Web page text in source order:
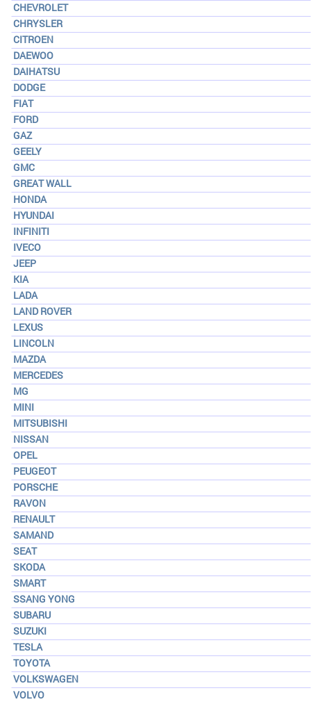
CHEVROLET
CHRYSLER
CITROEN
DAEWOO
DAIHATSU
DODGE
FIAT
FORD
GAZ
GEELY
GMC
GREAT WALL
HONDA
HYUNDAI
INFINITI
IVECO
JEEP
KIA
LADA
LAND ROVER
LEXUS
LINCOLN
MAZDA
MERCEDES
MG
MINI
MITSUBISHI
NISSAN
OPEL
PEUGEOT
PORSCHE
RAVON
RENAULT
SAMAND
SEAT
SKODA
SMART
SSANG YONG
SUBARU
SUZUKI
TESLA
TOYOTA
VOLKSWAGEN
VOLVO